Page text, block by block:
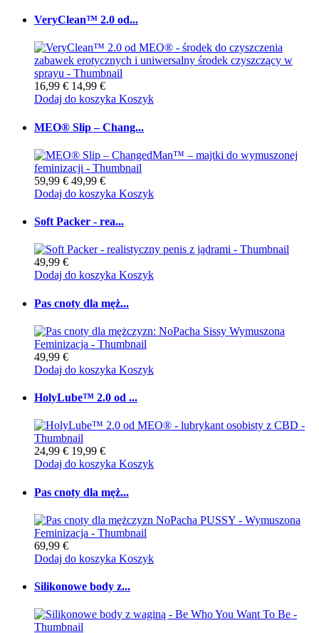
VeryClean™ 2.0 od...
16,99 € 14,99 €
Dodaj do koszyka Koszyk
MEO® Slip – Chang...
59,99 € 49,99 €
Dodaj do koszyka Koszyk
Soft Packer - rea...
49,99 €
Dodaj do koszyka Koszyk
Pas cnoty dla męż...
49,99 €
Dodaj do koszyka Koszyk
HolyLube™ 2.0 od ...
24,99 € 19,99 €
Dodaj do koszyka Koszyk
Pas cnoty dla męż...
69,99 €
Dodaj do koszyka Koszyk
Silikonowe body z...